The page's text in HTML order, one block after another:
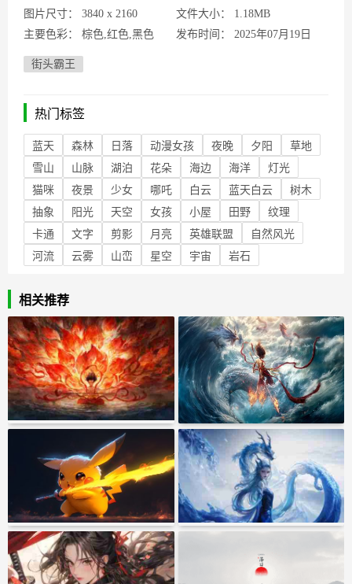
图片尺寸：
3840 x 2160 文件大小：
1.18MB
主要色彩：
棕色,红色,黑色 发布时间： 2025年07月19日
街头霸王
热门标签
蓝天 森林 日落 动漫女孩 夜晚 夕阳
草地
雪山
山脉 湖泊 花朵 海边 海洋
灯光
猫咪
夜景 少女 哪吒 白云 蓝天白云
树木
抽象
阳光 天空 女孩 小屋 田野
纹理
卡通
文字 剪影 月亮 英雄联盟
自然风光
河流
云雾 山峦 星空 宇宙 岩石
相关推荐